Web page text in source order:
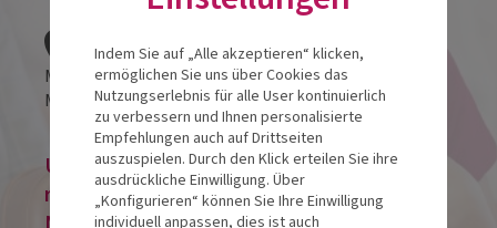
Montforthaus
Montfortplatz 16800 Feldkirch
Um eine Veranstaltung zu buchen, bitte
registrieren oder im bestehenden
Indem Sie auf „Alle akzeptieren“ klicken,
ermöglichen Sie uns über Cookies das
Nutzungserlebnis für alle User kontinuierlich
zu verbessern und Ihnen personalisierte
Empfehlungen auch auf Drittseiten
auszuspielen. Durch den Klick erteilen Sie ihre
ausdrückliche Einwilligung. Über
„Konfigurieren“ können Sie Ihre Einwilligung
individuell anpassen, dies ist auch